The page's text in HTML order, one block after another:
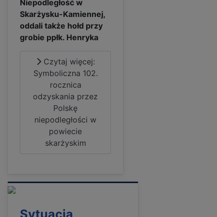
Niepodległość w
Skarżysku-Kamiennej,
oddali także hołd przy
grobie ppłk. Henryka
Czytaj więcej:
Symboliczna 102.
rocznica
odzyskania przez
Polskę
niepodległości w
powiecie
skarżyskim